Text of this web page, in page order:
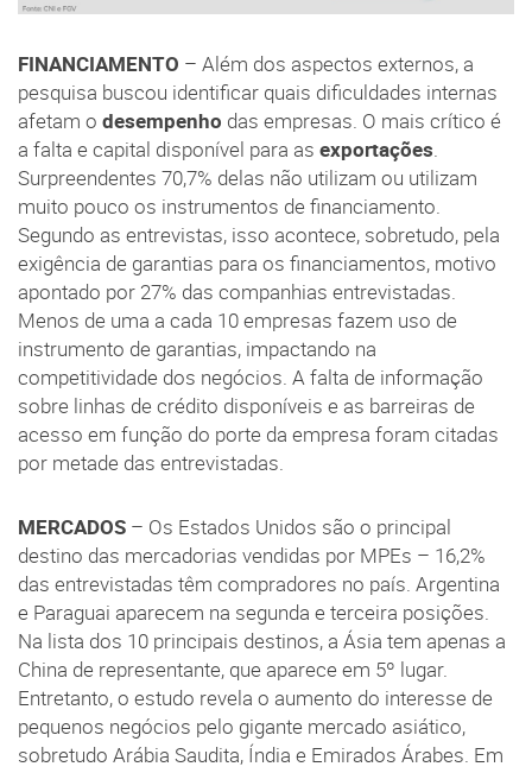
FINANCIAMENTO – Além dos aspectos externos, a
pesquisa buscou identificar quais dificuldades internas
afetam o desempenho das empresas. O mais crítico é
a falta e capital disponível para as exportações.
Surpreendentes 70,7% delas não utilizam ou utilizam
muito pouco os instrumentos de financiamento.
Segundo as entrevistas, isso acontece, sobretudo, pela
exigência de garantias para os financiamentos, motivo
apontado por 27% das companhias entrevistadas.
Menos de uma a cada 10 empresas fazem uso de
instrumento de garantias, impactando na
competitividade dos negócios. A falta de informação
sobre linhas de crédito disponíveis e as barreiras de
acesso em função do porte da empresa foram citadas
por metade das entrevistadas.
MERCADOS – Os Estados Unidos são o principal
destino das mercadorias vendidas por MPEs – 16,2%
das entrevistadas têm compradores no país. Argentina
e Paraguai aparecem na segunda e terceira posições.
Na lista dos 10 principais destinos, a Ásia tem apenas a
China de representante, que aparece em 5º lugar.
Entretanto, o estudo revela o aumento do interesse de
pequenos negócios pelo gigante mercado asiático,
sobretudo Arábia Saudita, Índia e Emirados Árabes. Em